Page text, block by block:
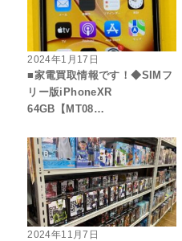
2024年1月17日
■家電買取情報です！◆SIMフ
リー版iPhoneXR
64GB【MT08…
2024年11月7日